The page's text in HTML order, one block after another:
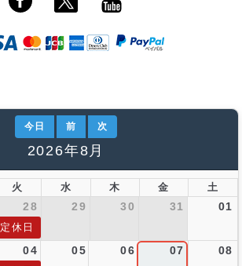
今日 前 次
2026年8月
火 水 木 金 土
28 29 30 31 01
定休日
04 05 06 07 08